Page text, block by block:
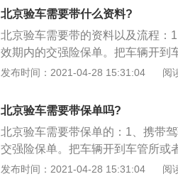
内机动车所有人可自主选择检验机
辆年检，对预约年检的车辆开设了
间，可以直接上线检测，然后持有
北京验车需要带什么资料?
北京验车需要带的资料以及流程：
效期内的交强险保单。把车辆开到
机动车年审申请表。然后把表格和
准备好灭火器和警示三脚架。外检
到大厅，到指定窗口领取检测合格
环保检测合格贴，检车完毕。领取
件，可以提前准备好；5、机动车
过期，一旦过期会罚款200元，扣3
发布时间：2021-04-28 15:31:04 阅
北京验车需要带保单吗?
北京验车需要带保单的：1、携带
交强险保单。把车辆开到车管所或
审申请表。然后把表格和其他材料
发布时间：2021-04-28 15:31:04 阅